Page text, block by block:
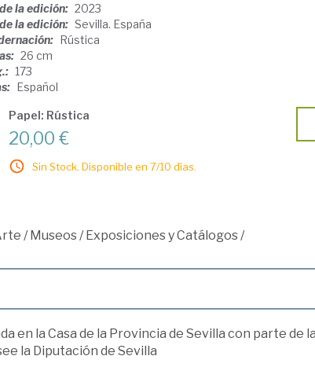
la edición: 2023
la edición: Sevilla. España
Rústica
26 cm
173
Español
Papel: Rústica
20,00 €
Sin Stock. Disponible en 7/10 días.
/Museos/Exposiciones y Catálogos/
en la Casa de la Provincia de Sevilla con parte de
la Diputación de Sevilla